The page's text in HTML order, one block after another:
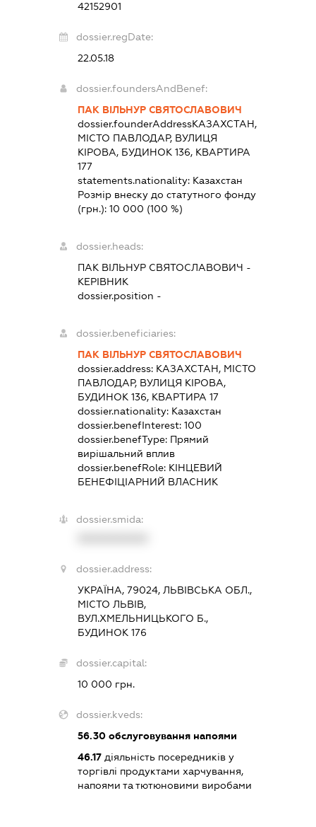
42152901
dossier.regDate:
22.05.18
dossier.foundersAndBenef:
ПАК ВІЛЬНУР СВЯТОСЛАВОВИЧ
dossier.founderAddressКАЗАХСТАН,
МІСТО ПАВЛОДАР, ВУЛИЦЯ
КІРОВА, БУДИНОК 136, КВАРТИРА
177
statements.nationality: Казахстан
Розмір внеску до статутного фонду
(грн.):10 000 (100 %)
dossier.heads:
ПАК ВІЛЬНУР СВЯТОСЛАВОВИЧ -
КЕРІВНИК
dossier.position -
dossier.beneficiaries:
ПАК ВІЛЬНУР СВЯТОСЛАВОВИЧ
dossier.address: КАЗАХСТАН, МІСТО
ПАВЛОДАР, ВУЛИЦЯ КІРОВА,
БУДИНОК 136, КВАРТИРА 17
dossier.nationality: Казахстан
dossier.benefInterest:100
dossier.benefType: Прямий
вирішальний вплив
dossier.benefRole: КІНЦЕВИЙ
БЕНЕФІЦІАРНИЙ ВЛАСНИК
dossier.smida:
dossier.address:
УКРАЇНА, 79024, ЛЬВІВСЬКА ОБЛ.,
МІСТО ЛЬВІВ,
ВУЛ.ХМЕЛЬНИЦЬКОГО Б.,
БУДИНОК 176
dossier.capital:
10 000 грн.
dossier.kveds:
56.30 обслуговування напоями
46.17 діяльність посередників у
торгівлі продуктами харчування,
напоями та тютюновими виробами